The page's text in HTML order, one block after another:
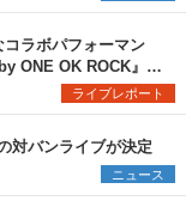
ラボパフォーマン
ONE OK ROCK』開
ライブレポート
対バンライブが決定
ニュース